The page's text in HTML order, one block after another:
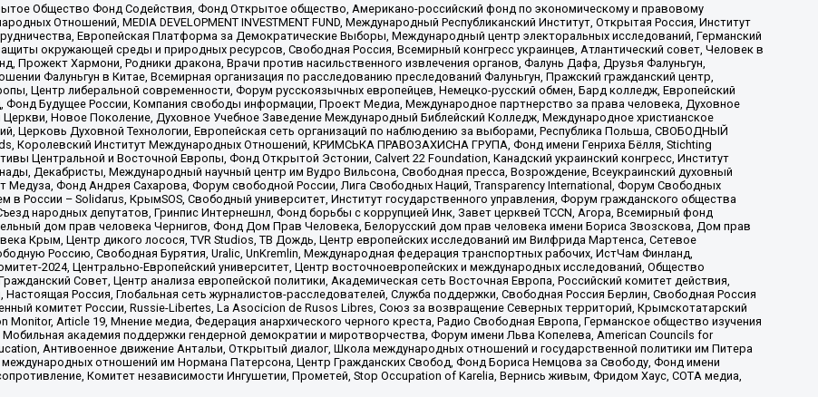
Общество Фонд Содействия, Фонд Открытое общество, Американо-российский фонд по экономическому и правовому
Отношений, MEDIA DEVELOPMENT INVESTMENT FUND, Международный Республиканский Институт, Открытая Россия, Институт
Европейская Платформа за Демократические Выборы, Международный центр электоральных исследований, Германский
окружающей среды и природных ресурсов, Свободная Россия, Всемирный конгресс украинцев, Атлантический совет, Человек в
Хармони, Родники дракона, Врачи против насильственного извлечения органов, Фалунь Дафа, Друзья Фалуньгун,
Фалуньгун в Китае, Всемирная организация по расследованию преследований Фалуньгун, Пражский гражданский центр,
Центр либеральной современности, Форум русскоязычных европейцев, Немецко-русский обмен, Бард колледж, Европейский
Будущее России, Компания свободы информации, Проект Медиа, Международное партнерство за права человека, Духовное
Церкви, Новое Поколение, Духовное Учебное Заведение Международный Библейский Колледж, Международное христианское
Церковь Духовной Технологии, Европейская сеть организаций по наблюдению за выборами, Республика Польша, СВОБОДНЫЙ
Королевский Институт Международных Отношений, КРИМСЬКА ПРАВОЗАХИСНА ГРУПА, Фонд имени Генриха Бёлля, Stichting
Центральной и Восточной Европы, Фонд Открытой Эстонии, Calvert 22 Foundation, Канадский украинский конгресс, Институт
Декабристы, Международный научный центр им Вудро Вильсона, Свободная пресса, Возрождение, Всеукраинский духовный
Медуза, Фонд Андрея Сахарова, Форум свободной России, Лига Свободных Наций, Transparеncy International, Форум Свободных
России – Solidarus, КрымSOS, Свободный университет, Институт государственного управления, Форум гражданского общества
народных депутатов, Гринпис Интернешнл, Фонд борьбы с коррупцией Инк, Завет церквей TCCN, Агора, Всемирный фонд
дом прав человека Чернигов, Фонд Дом Прав Человека, Белорусский дом прав человека имени Бориса Звозскова, Дом прав
Крым, Центр дикого лосося, TVR Studios, ТВ Дождь, Центр европейских исследований им Вилфрида Мартенса, Сетевое
Россию, Свободная Бурятия, Uralic, UnKremlin, Международная федерация транспортных рабочих, ИстЧам Финланд,
2024, Центрально-Европейский университет, Центр восточноевропейских и международных исследований, Общество
Совет, Центр анализа европейской политики, Академическая сеть Восточная Европа, Российский комитет действия,
Россия, Глобальная сеть журналистов-расследователей, Служба поддержки, Свободная Россия Берлин, Свободная Россия
комитет России, Russie-Libertes, La Asocicion de Rusos Libres, Союз за возвращение Северных территорий, Крымскотатарский
Article 19, Мнение медиа, Федерация анархического черного креста, Радио Свободная Европа, Германское общество изучения
академия поддержки гендерной демократии и миротворчества, Форум имени Льва Копелева, American Councils for
Антивоенное движение Антальи, Открытый диалог, Школа международных отношений и государственной политики им Питера
отношений им Нормана Патерсона, Центр Гражданских Свобод, Фонд Бориса Немцова за Свободу, Фонд имени
Комитет независимости Ингушетии, Прометей, Stop Occupation of Karelia, Вернись живым, Фридом Хаус, СОТА медиа,